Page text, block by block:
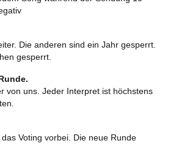
Die anderen sind ein Jahr gesperrt.
gesperrt.
von uns. Jeder Interpret ist höchstens
Voting vorbei. Die neue Runde